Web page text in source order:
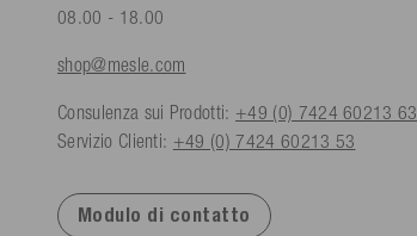
08.00 - 18.00
shop@mesle.com
Consulenza sui Prodotti: +49 (0) 7424 60213 63
Servizio Clienti: +49 (0) 7424 60213 53
Modulo di contatto